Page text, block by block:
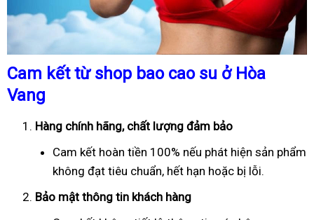
Cam kết từ shop bao cao su ở Hòa
Vang
Hàng chính hãng, chất lượng đảm bảo
Cam kết hoàn tiền 100% nếu phát hiện sản phẩm
không đạt tiêu chuẩn, hết hạn hoặc bị lỗi.
Bảo mật thông tin khách hàng